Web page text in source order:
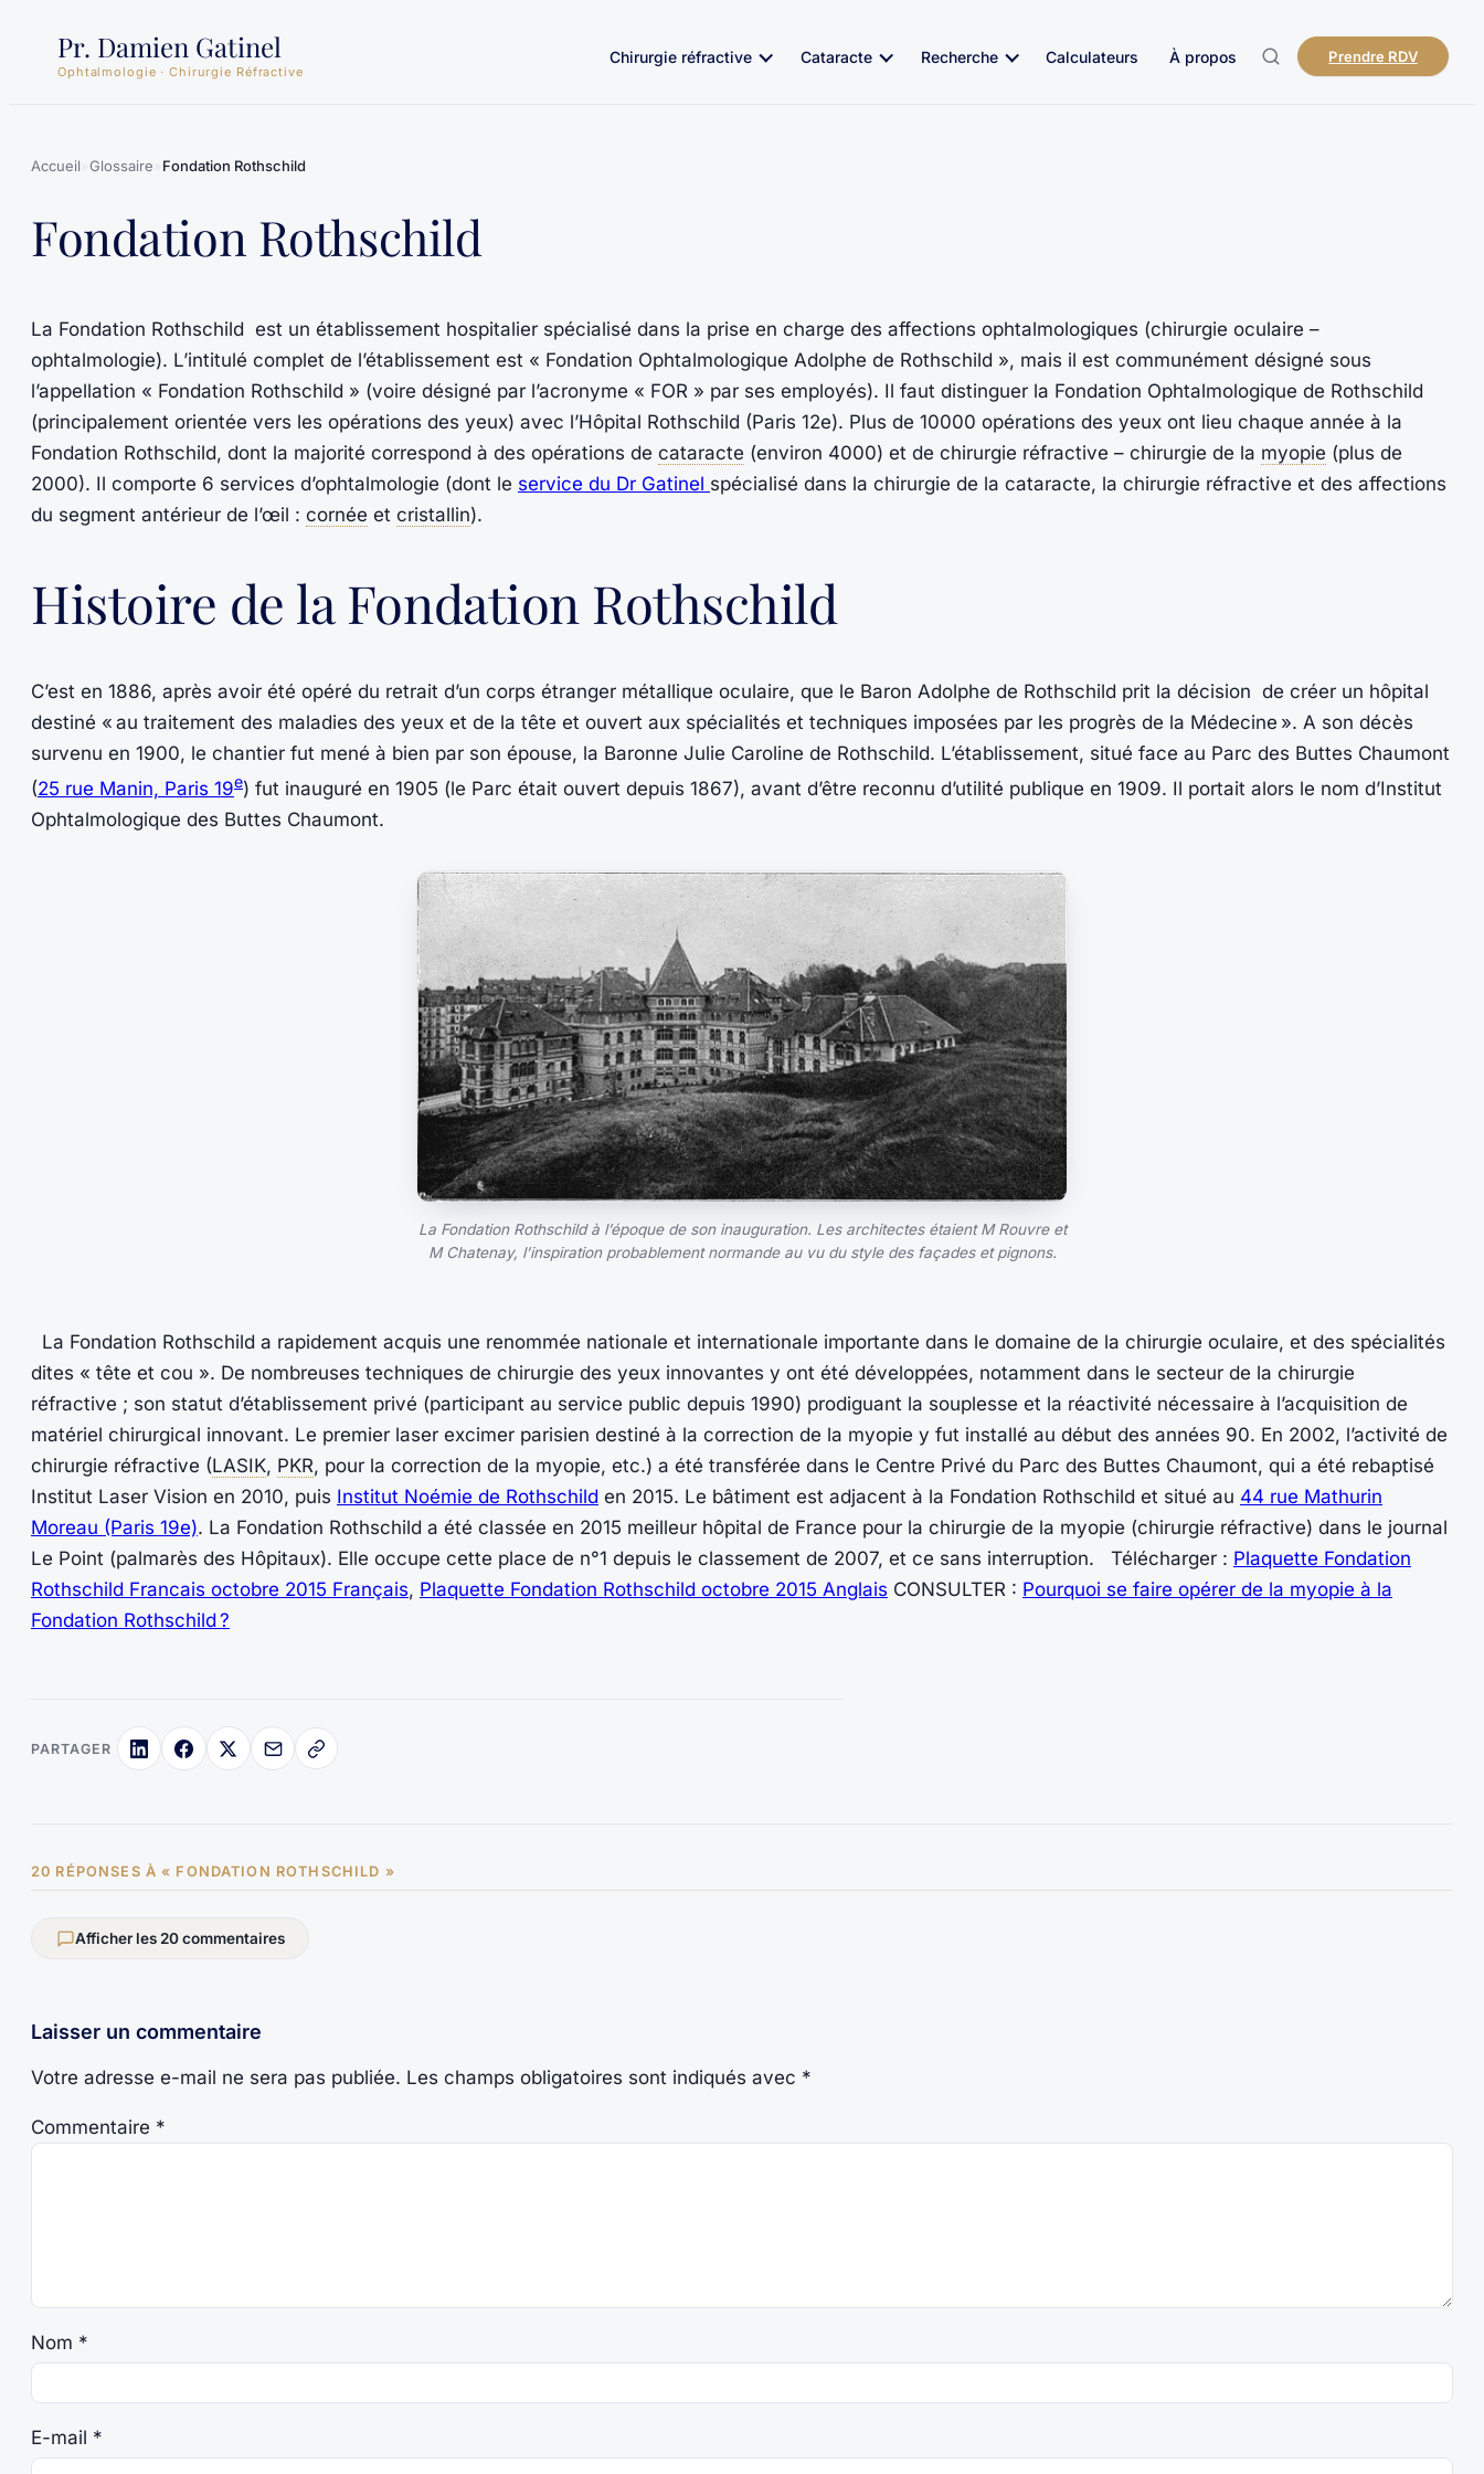
contenu
Pr. Damien Gatinel
Ophtalmologie · Chirurgie Réfractive
Chirurgie réfractive Cataracte Recherche Calculateurs À propos Prendre RDV
Accueil Glossaire Fondation Rothschild
Fondation Rothschild
La Fondation Rothschild est un établissement hospitalier spécialisé dans la prise en charge des affections ophtalmologiques (chirurgie oculaire –
ophtalmologie). L’intitulé complet de l’établissement est « Fondation Ophtalmologique Adolphe de Rothschild », mais il est communément désigné sous
l’appellation « Fondation Rothschild » (voire désigné par l’acronyme « FOR » par ses employés). Il faut distinguer la Fondation Ophtalmologique de Rothschild
(principalement orientée vers les opérations des yeux) avec l’Hôpital Rothschild (Paris 12e). Plus de 10000 opérations des yeux ont lieu chaque année à la
Fondation Rothschild, dont la majorité correspond à des opérations de cataracte (environ 4000) et de chirurgie réfractive – chirurgie de la myopie (plus de
2000). Il comporte 6 services d’ophtalmologie (dont le service du Dr Gatinel spécialisé dans la chirurgie de la cataracte, la chirurgie réfractive et des affections
du segment antérieur de l’œil : cornée et cristallin).
Histoire de la Fondation Rothschild
C’est en 1886, après avoir été opéré du retrait d’un corps étranger métallique oculaire, que le Baron Adolphe de Rothschild prit la décision de créer un hôpital
destiné « au traitement des maladies des yeux et de la tête et ouvert aux spécialités et techniques imposées par les progrès de la Médecine ». A son décès
survenu en 1900, le chantier fut mené à bien par son épouse, la Baronne Julie Caroline de Rothschild. L’établissement, situé face au Parc des Buttes Chaumont
(25 rue Manin, Paris 19e) fut inauguré en 1905 (le Parc était ouvert depuis 1867), avant d’être reconnu d’utilité publique en 1909. Il portait alors le nom d’Institut
Ophtalmologique des Buttes Chaumont.
La Fondation Rothschild à l’époque de son inauguration. Les architectes étaient M Rouvre et
M Chatenay, l’inspiration probablement normande au vu du style des façades et pignons.
La Fondation Rothschild a rapidement acquis une renommée nationale et internationale importante dans le domaine de la chirurgie oculaire, et des spécialités
dites « tête et cou ». De nombreuses techniques de chirurgie des yeux innovantes y ont été développées, notamment dans le secteur de la chirurgie
réfractive ; son statut d’établissement privé (participant au service public depuis 1990) prodiguant la souplesse et la réactivité nécessaire à l’acquisition de
matériel chirurgical innovant. Le premier laser excimer parisien destiné à la correction de la myopie y fut installé au début des années 90. En 2002, l’activité de
chirurgie réfractive (LASIK, PKR, pour la correction de la myopie, etc.) a été transférée dans le Centre Privé du Parc des Buttes Chaumont, qui a été rebaptisé
Institut Laser Vision en 2010, puis Institut Noémie de Rothschild en 2015. Le bâtiment est adjacent à la Fondation Rothschild et situé au 44 rue Mathurin
Moreau (Paris 19e). La Fondation Rothschild a été classée en 2015 meilleur hôpital de France pour la chirurgie de la myopie (chirurgie réfractive) dans le journal
Le Point (palmarès des Hôpitaux). Elle occupe cette place de n°1 depuis le classement de 2007, et ce sans interruption. Télécharger : Plaquette Fondation
Rothschild Francais octobre 2015 Français, Plaquette Fondation Rothschild octobre 2015 Anglais CONSULTER : Pourquoi se faire opérer de la myopie à la
Fondation Rothschild ?
PARTAGER
20 RÉPONSES À « FONDATION ROTHSCHILD »
Afficher les 20 commentaires
Laisser un commentaire
Votre adresse e-mail ne sera pas publiée. Les champs obligatoires sont indiqués avec *
Commentaire *
Nom *
E-mail *